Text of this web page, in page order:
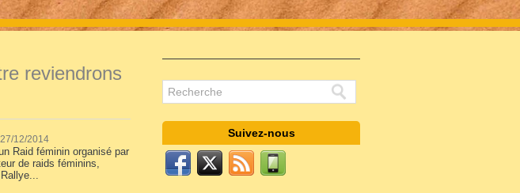
reviendrons
27/12/2014
Raid féminin organisé par
de raids féminins,
Suivez-nous